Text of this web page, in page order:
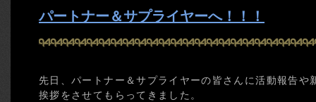
パートナー＆サプライヤーへ！！！
先日、パートナー＆サプライヤーの皆さんに活動報告や
挨拶をさせてもらってきました。